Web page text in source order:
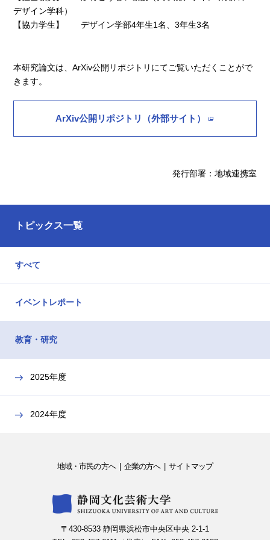
デザイン学科）
【協力学生】 デザイン学部4年生1名、3年生3名
本研究論文は、ArXiv公開リポジトリにてご覧いただくことがで
きます。
ArXiv公開リポジトリ（外部サイト）
発行部署：地域連携室
トピックス一覧
すべて
イベントレポート
教育・研究
2025年度
2024年度
地域・市民の方へ 企業の方へ サイトマップ
〒430-8533 静岡県浜松市中央区中央 2-1-1